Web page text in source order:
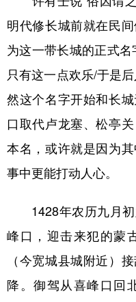
明代修长城前就在民
为这一带长城的正式名
只有这一点欢乐/于是
然这个名字开始和长
口取代卢龙塞、松亭
本名，或许就是因为
事中更能打动人心。
1428年农历九月初
峰口，迎击来犯的蒙
（今宽城县城附近）
降。御驾从喜峰口回